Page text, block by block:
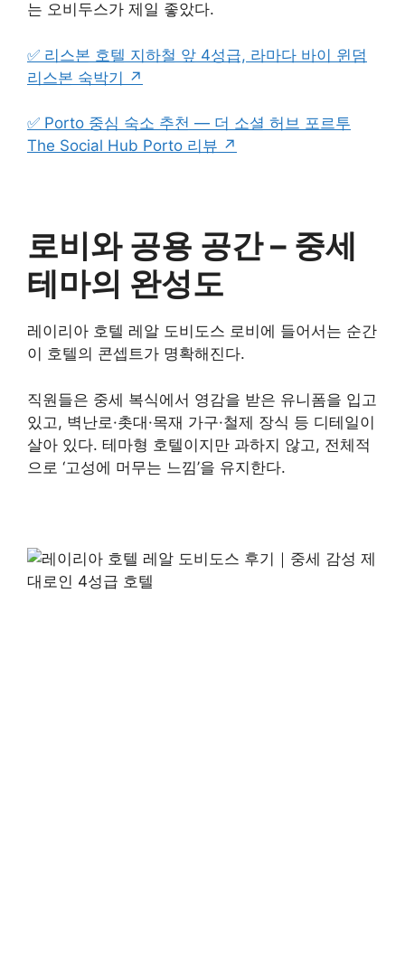
는 오비두스가 제일 좋았다.
✅ 리스본 호텔 지하철 앞 4성급, 라마다 바이 윈덤
리스본 숙박기 ↗
✅ Porto 중심 숙소 추천 — 더 소셜 허브 포르투
The Social Hub Porto 리뷰 ↗
로비와 공용 공간 – 중세
테마의 완성도
레이리아 호텔 레알 도비도스 로비에 들어서는 순간
이 호텔의 콘셉트가 명확해진다.
직원들은 중세 복식에서 영감을 받은 유니폼을 입고
있고, 벽난로·촛대·목재 가구·철제 장식 등 디테일이
살아 있다. 테마형 호텔이지만 과하지 않고, 전체적
으로 ‘고성에 머무는 느낌’을 유지한다.